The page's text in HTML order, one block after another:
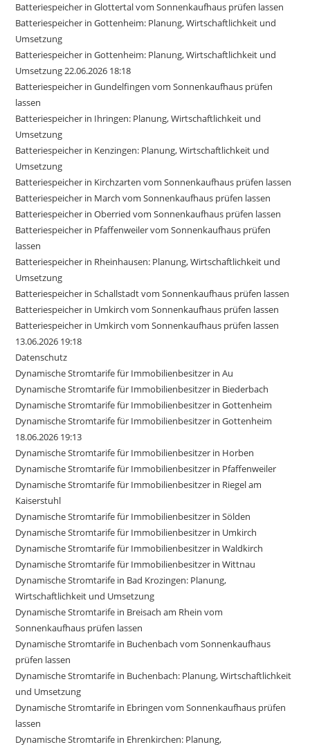
Batteriespeicher in Glottertal vom Sonnenkaufhaus prüfen lassen
Batteriespeicher in Gottenheim: Planung, Wirtschaftlichkeit und
Umsetzung
Batteriespeicher in Gottenheim: Planung, Wirtschaftlichkeit und
Umsetzung 22.06.2026 18:18
Batteriespeicher in Gundelfingen vom Sonnenkaufhaus prüfen
lassen
Batteriespeicher in Ihringen: Planung, Wirtschaftlichkeit und
Umsetzung
Batteriespeicher in Kenzingen: Planung, Wirtschaftlichkeit und
Umsetzung
Batteriespeicher in Kirchzarten vom Sonnenkaufhaus prüfen lassen
Batteriespeicher in March vom Sonnenkaufhaus prüfen lassen
Batteriespeicher in Oberried vom Sonnenkaufhaus prüfen lassen
Batteriespeicher in Pfaffenweiler vom Sonnenkaufhaus prüfen
lassen
Batteriespeicher in Rheinhausen: Planung, Wirtschaftlichkeit und
Umsetzung
Batteriespeicher in Schallstadt vom Sonnenkaufhaus prüfen lassen
Batteriespeicher in Umkirch vom Sonnenkaufhaus prüfen lassen
Batteriespeicher in Umkirch vom Sonnenkaufhaus prüfen lassen
13.06.2026 19:18
Datenschutz
Dynamische Stromtarife für Immobilienbesitzer in Au
Dynamische Stromtarife für Immobilienbesitzer in Biederbach
Dynamische Stromtarife für Immobilienbesitzer in Gottenheim
Dynamische Stromtarife für Immobilienbesitzer in Gottenheim
18.06.2026 19:13
Dynamische Stromtarife für Immobilienbesitzer in Horben
Dynamische Stromtarife für Immobilienbesitzer in Pfaffenweiler
Dynamische Stromtarife für Immobilienbesitzer in Riegel am
Kaiserstuhl
Dynamische Stromtarife für Immobilienbesitzer in Sölden
Dynamische Stromtarife für Immobilienbesitzer in Umkirch
Dynamische Stromtarife für Immobilienbesitzer in Waldkirch
Dynamische Stromtarife für Immobilienbesitzer in Wittnau
Dynamische Stromtarife in Bad Krozingen: Planung,
Wirtschaftlichkeit und Umsetzung
Dynamische Stromtarife in Breisach am Rhein vom
Sonnenkaufhaus prüfen lassen
Dynamische Stromtarife in Buchenbach vom Sonnenkaufhaus
prüfen lassen
Dynamische Stromtarife in Buchenbach: Planung, Wirtschaftlichkeit
und Umsetzung
Dynamische Stromtarife in Ebringen vom Sonnenkaufhaus prüfen
lassen
Dynamische Stromtarife in Ehrenkirchen: Planung,